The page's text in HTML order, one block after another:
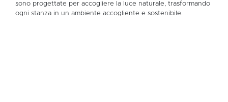
sono progettate per accogliere la luce naturale, trasformando
ogni stanza in un ambiente accogliente e sostenibile.